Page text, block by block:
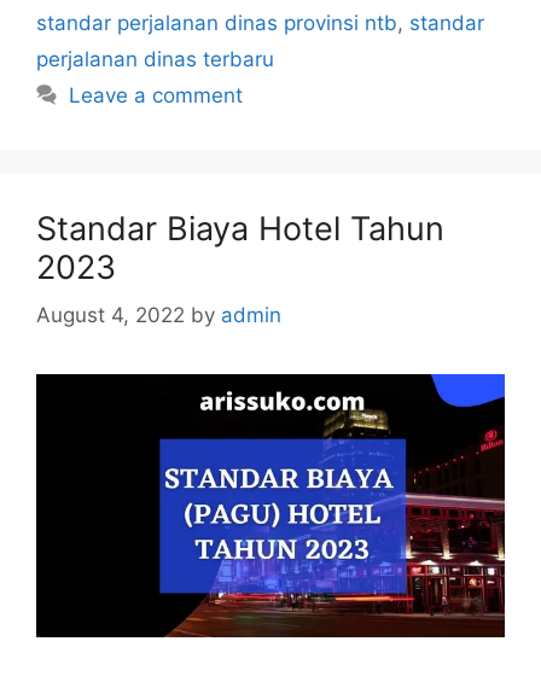
standar perjalanan dinas provinsi ntb, standar
perjalanan dinas terbaru
Leave a comment
Standar Biaya Hotel Tahun
2023
August 4, 2022 by admin